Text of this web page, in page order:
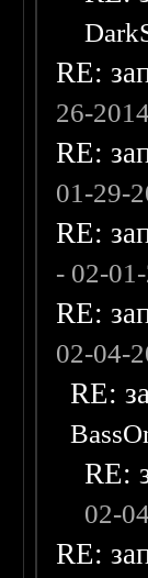
RE:
26-
RE:
01-29-
RE:
- 02-
RE:
02-04-
RE:
RE:
02-
RE: